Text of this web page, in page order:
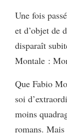
Une fois
et d’objet de
disparaît
Montale :
Que Fabio
soi
moins
romans. Mais